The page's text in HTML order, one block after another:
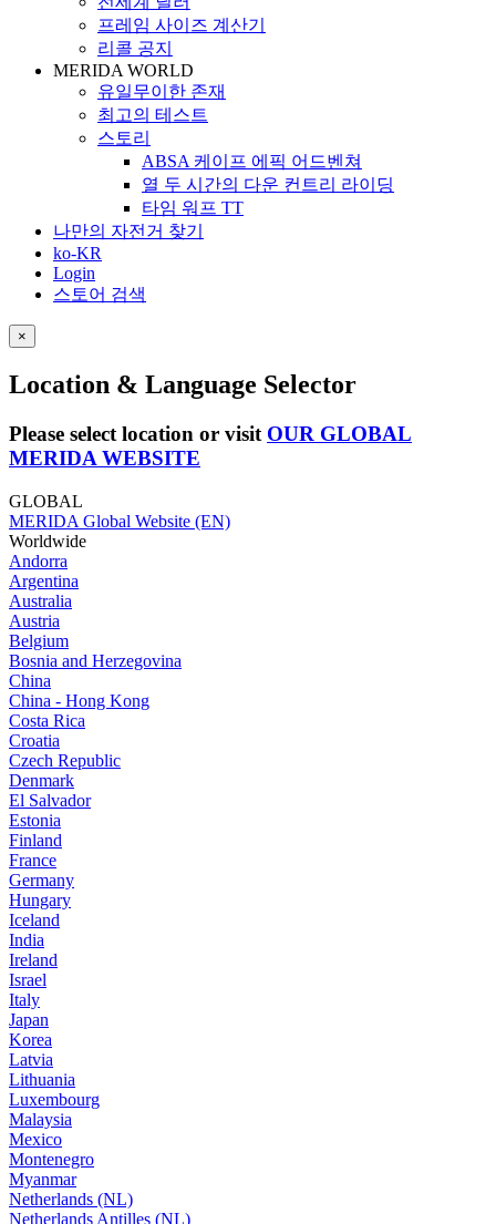
프레임 사이즈 계산기
리콜 공지
MERIDA WORLD
유일무이한 존재
최고의 테스트
스토리
ABSA 케이프 에픽 어드벤쳐
열 두 시간의 다운 컨트리 라이딩
타임 워프 TT
나만의 자전거 찾기
ko-KR
Login
스토어 검색
×
Location & Language Selector
Please select location or visit OUR GLOBAL
MERIDA WEBSITE
GLOBAL
MERIDA Global Website (EN)
Worldwide
Andorra
Argentina
Australia
Austria
Belgium
Bosnia and Herzegovina
China
China - Hong Kong
Costa Rica
Croatia
Czech Republic
Denmark
El Salvador
Estonia
Finland
France
Germany
Hungary
Iceland
India
Ireland
Israel
Italy
Japan
Korea
Latvia
Lithuania
Luxembourg
Malaysia
Mexico
Montenegro
Myanmar
Netherlands (NL)
Netherlands Antilles (NL)